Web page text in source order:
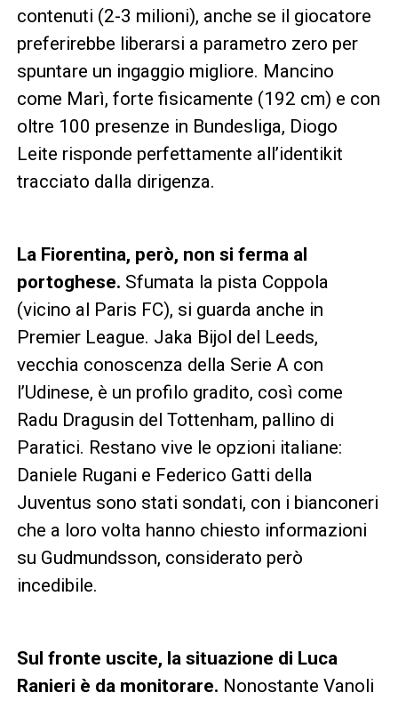
contenuti (2-3 milioni), anche se il giocatore
preferirebbe liberarsi a parametro zero per
spuntare un ingaggio migliore. Mancino
come Marì, forte fisicamente (192 cm) e con
oltre 100 presenze in Bundesliga, Diogo
Leite risponde perfettamente all’identikit
tracciato dalla dirigenza.
La Fiorentina, però, non si ferma al
portoghese. Sfumata la pista Coppola
(vicino al Paris FC), si guarda anche in
Premier League. Jaka Bijol del Leeds,
vecchia conoscenza della Serie A con
l’Udinese, è un profilo gradito, così come
Radu Dragusin del Tottenham, pallino di
Paratici. Restano vive le opzioni italiane:
Daniele Rugani e Federico Gatti della
Juventus sono stati sondati, con i bianconeri
che a loro volta hanno chiesto informazioni
su Gudmundsson, considerato però
incedibile.
Sul fronte uscite, la situazione di Luca
Ranieri è da monitorare. Nonostante Vanoli